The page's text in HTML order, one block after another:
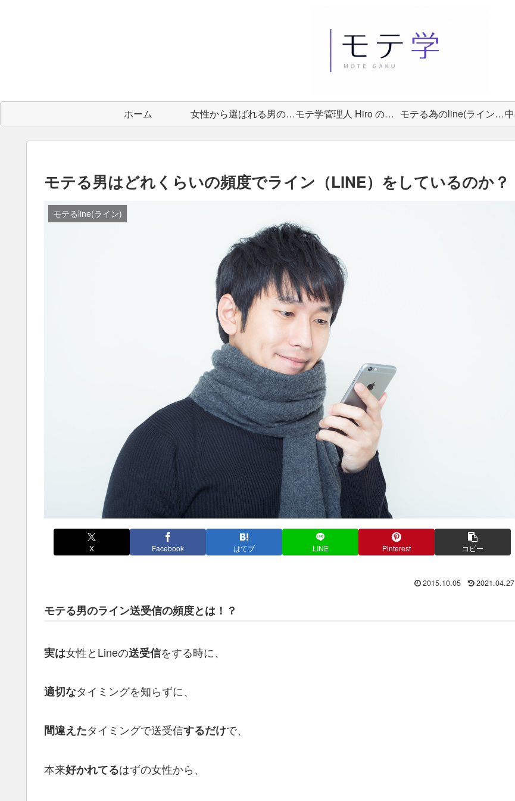
ホーム 女性から選ばれる男の教科書 モテ学管理人 Hiro のプロフィール モテる為のline(ライン)術
モテる男はどれくらいの頻度でライン（LINE）をしているのか？
モテるline(ライン)
X Facebook はてブ LINE Pinterest コピー
2015.10.05 2021.04.27
モテる男のライン送受信の頻度とは！？
実は女性とLineの送受信をする時に、
適切なタイミングを知らずに、
間違えたタイミングで送受信するだけで、
本来好かれてるはずの女性から、